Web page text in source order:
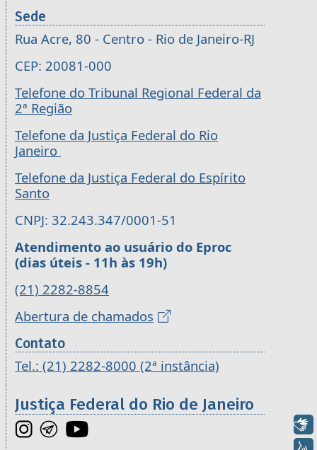
Sede
Rua Acre, 80 - Centro - Rio de Janeiro-RJ
CEP: 20081-000
Telefone do Tribunal Regional Federal da
2ª Região
Telefone da Justiça Federal do Rio
Janeiro
Telefone da Justiça Federal do Espírito
Santo
CNPJ: 32.243.347/0001-51
Atendimento ao usuário do Eproc
(dias úteis - 11h às 19h)
(21) 2282-8854
Abertura de chamados
Contato
Tel.: (21) 2282-8000 (2ª instância)
Justiça Federal do Rio de Janeiro